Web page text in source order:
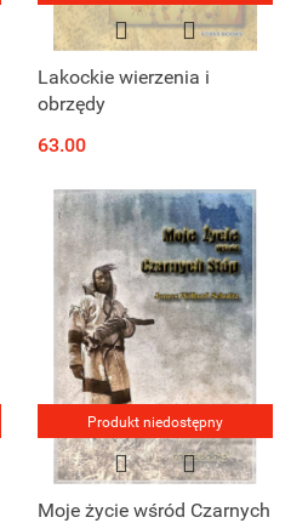
Lakockie wierzenia i
obrzędy
63.00
Produkt niedostępny
Moje życie wśród Czarnych